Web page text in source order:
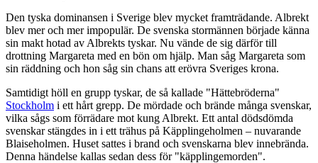
Den tyska dominansen i Sverige blev mycket framträdande. Albrekt
blev mer och mer impopulär. De svenska stormännen började känna
sin makt hotad av Albrekts tyskar. Nu vände de sig därför till
drottning Margareta med en bön om hjälp. Man såg Margareta som
sin räddning och hon såg sin chans att erövra Sveriges krona.
Samtidigt höll en grupp tyskar, de så kallade "Hättebröderna"
Stockholm i ett hårt grepp. De mördade och brände många svenskar,
vilka sågs som förrädare mot kung Albrekt. Ett antal dödsdömda
svenskar stängdes in i ett trähus på Käpplingeholmen – nuvarande
Blaiseholmen. Huset sattes i brand och svenskarna blev innebrända.
Denna händelse kallas sedan dess för "käpplingemorden".